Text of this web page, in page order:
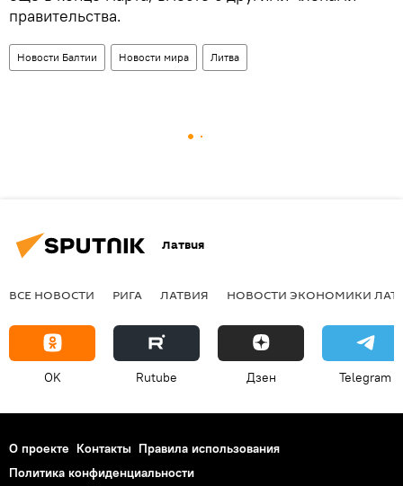
правительства.
Новости Балтии Новости мира Литва
Латвия
ВСЕ НОВОСТИ РИГА ЛАТВИЯ НОВОСТИ ЭКОНОМИКИ
OK Rutube Дзен Telegram
О проекте Контакты Правила использования
Политика конфиденциальности